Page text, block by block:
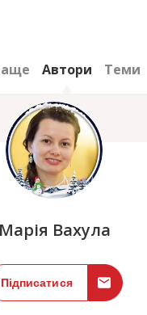
Автори Теми
Марія Вахула
Підписатися